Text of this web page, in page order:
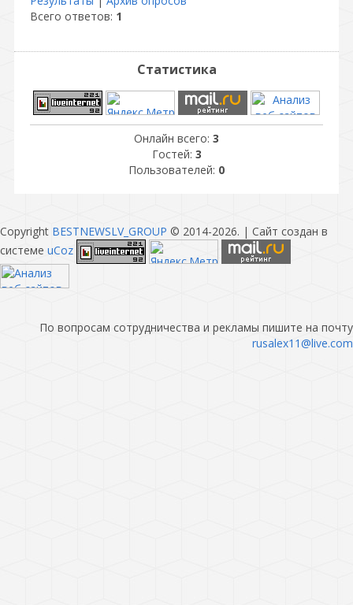
Всего ответов: 1
Статистика
Онлайн всего: 3
Гостей: 3
Пользователей: 0
Copyright BESTNEWSLV_GROUP © 2014-2026. | Сайт создан в
системе uCoz
По вопросам сотрудничества и рекламы пишите на почту
rusalex11@live.com